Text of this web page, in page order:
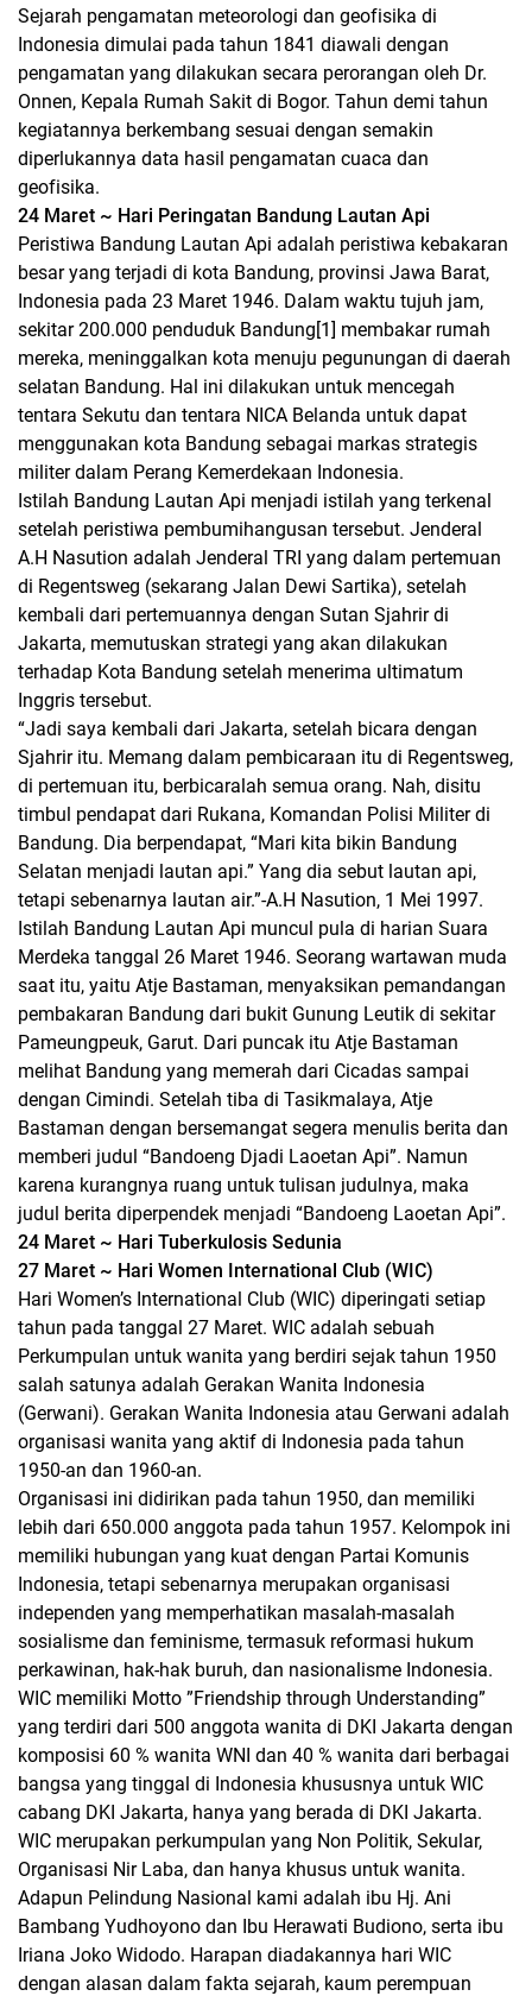
Sejarah pengamatan meteorologi dan geofisika di
Indonesia dimulai pada tahun 1841 diawali dengan
pengamatan yang dilakukan secara perorangan oleh Dr.
Onnen, Kepala Rumah Sakit di Bogor. Tahun demi tahun
kegiatannya berkembang sesuai dengan semakin
diperlukannya data hasil pengamatan cuaca dan
geofisika.
24 Maret ~ Hari Peringatan Bandung Lautan Api
Peristiwa Bandung Lautan Api adalah peristiwa kebakaran
besar yang terjadi di kota Bandung, provinsi Jawa Barat,
Indonesia pada 23 Maret 1946. Dalam waktu tujuh jam,
sekitar 200.000 penduduk Bandung[1] membakar rumah
mereka, meninggalkan kota menuju pegunungan di daerah
selatan Bandung. Hal ini dilakukan untuk mencegah
tentara Sekutu dan tentara NICA Belanda untuk dapat
menggunakan kota Bandung sebagai markas strategis
militer dalam Perang Kemerdekaan Indonesia.
Istilah Bandung Lautan Api menjadi istilah yang terkenal
setelah peristiwa pembumihangusan tersebut. Jenderal
A.H Nasution adalah Jenderal TRI yang dalam pertemuan
di Regentsweg (sekarang Jalan Dewi Sartika), setelah
kembali dari pertemuannya dengan Sutan Sjahrir di
Jakarta, memutuskan strategi yang akan dilakukan
terhadap Kota Bandung setelah menerima ultimatum
Inggris tersebut.
“Jadi saya kembali dari Jakarta, setelah bicara dengan
Sjahrir itu. Memang dalam pembicaraan itu di Regentsweg,
di pertemuan itu, berbicaralah semua orang. Nah, disitu
timbul pendapat dari Rukana, Komandan Polisi Militer di
Bandung. Dia berpendapat, “Mari kita bikin Bandung
Selatan menjadi lautan api.” Yang dia sebut lautan api,
tetapi sebenarnya lautan air.”-A.H Nasution, 1 Mei 1997.
Istilah Bandung Lautan Api muncul pula di harian Suara
Merdeka tanggal 26 Maret 1946. Seorang wartawan muda
saat itu, yaitu Atje Bastaman, menyaksikan pemandangan
pembakaran Bandung dari bukit Gunung Leutik di sekitar
Pameungpeuk, Garut. Dari puncak itu Atje Bastaman
melihat Bandung yang memerah dari Cicadas sampai
dengan Cimindi. Setelah tiba di Tasikmalaya, Atje
Bastaman dengan bersemangat segera menulis berita dan
memberi judul “Bandoeng Djadi Laoetan Api”. Namun
karena kurangnya ruang untuk tulisan judulnya, maka
judul berita diperpendek menjadi “Bandoeng Laoetan Api”.
24 Maret ~ Hari Tuberkulosis Sedunia
27 Maret ~ Hari Women International Club (WIC)
Hari Women’s International Club (WIC) diperingati setiap
tahun pada tanggal 27 Maret. WIC adalah sebuah
Perkumpulan untuk wanita yang berdiri sejak tahun 1950
salah satunya adalah Gerakan Wanita Indonesia
(Gerwani). Gerakan Wanita Indonesia atau Gerwani adalah
organisasi wanita yang aktif di Indonesia pada tahun
1950-an dan 1960-an.
Organisasi ini didirikan pada tahun 1950, dan memiliki
lebih dari 650.000 anggota pada tahun 1957. Kelompok ini
memiliki hubungan yang kuat dengan Partai Komunis
Indonesia, tetapi sebenarnya merupakan organisasi
independen yang memperhatikan masalah-masalah
sosialisme dan feminisme, termasuk reformasi hukum
perkawinan, hak-hak buruh, dan nasionalisme Indonesia.
WIC memiliki Motto ”Friendship through Understanding”
yang terdiri dari 500 anggota wanita di DKI Jakarta dengan
komposisi 60 % wanita WNI dan 40 % wanita dari berbagai
bangsa yang tinggal di Indonesia khususnya untuk WIC
cabang DKI Jakarta, hanya yang berada di DKI Jakarta.
WIC merupakan perkumpulan yang Non Politik, Sekular,
Organisasi Nir Laba, dan hanya khusus untuk wanita.
Adapun Pelindung Nasional kami adalah ibu Hj. Ani
Bambang Yudhoyono dan Ibu Herawati Budiono, serta ibu
Iriana Joko Widodo. Harapan diadakannya hari WIC
dengan alasan dalam fakta sejarah, kaum perempuan